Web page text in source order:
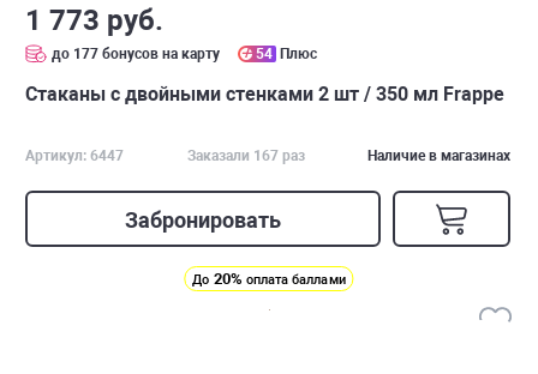
1 773 руб.
до 177 бонусов на карту 54 Плюс
Стаканы с двойными стенками 2 шт / 350 мл Frappe
Артикул: 6447 Заказали 167 раз Наличие в магазинах
Забронировать
До 20% оплата баллами